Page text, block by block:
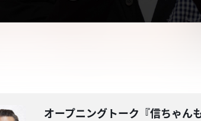
オープニングトーク『信ちゃん